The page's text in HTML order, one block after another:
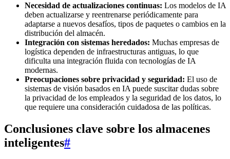
Necesidad de actualizaciones continuas: Los modelos de IA
deben actualizarse y reentrenarse periódicamente para
adaptarse a nuevos desafíos, tipos de paquetes o cambios en la
distribución del almacén.
Integración con sistemas heredados: Muchas empresas de
logística dependen de infraestructuras antiguas, lo que
dificulta una integración fluida con tecnologías de IA
modernas.
Preocupaciones sobre privacidad y seguridad: El uso de
sistemas de visión basados en IA puede suscitar dudas sobre
la privacidad de los empleados y la seguridad de los datos, lo
que requiere una consideración cuidadosa de las políticas.
Conclusiones clave sobre los almacenes
inteligentes#